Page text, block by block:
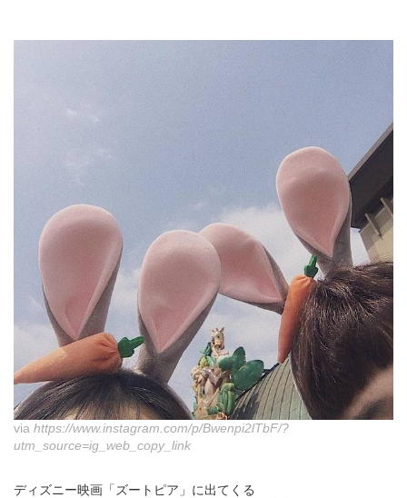
via https://www.instagram.com/p/Bwenpi2lTbF/?
utm_source=ig_web_copy_link
ディズニー映画「ズートピア」に出てくる